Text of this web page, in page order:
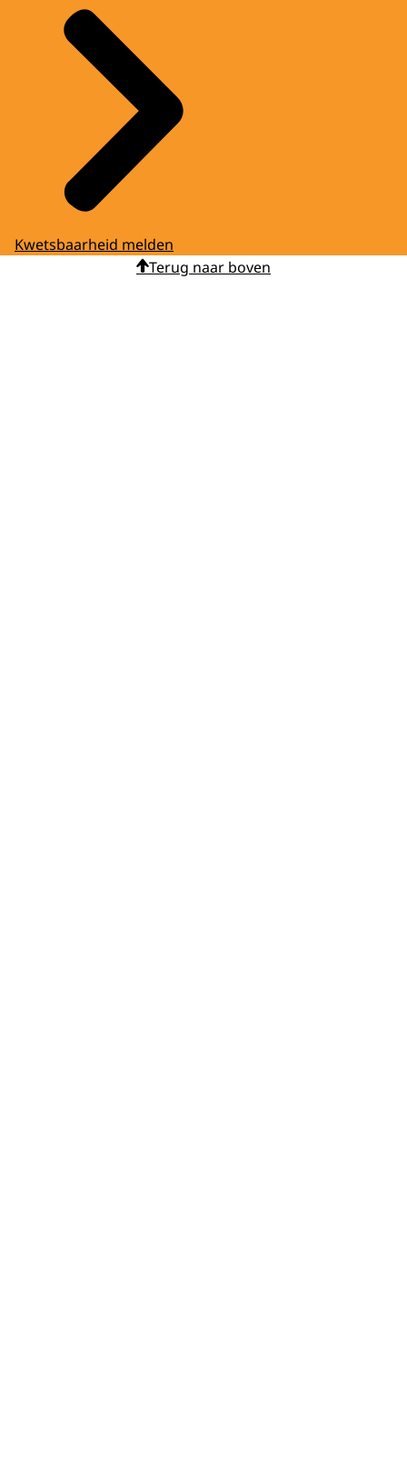
Kwetsbaarheid melden
Terug naar boven